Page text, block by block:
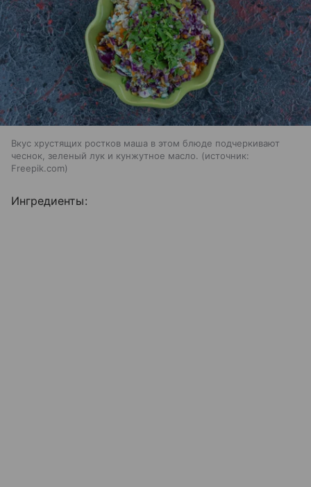
Вкус хрустящих ростков маша в этом блюде подчеркивают
чеснок, зеленый лук и кунжутное масло.
источник:
Freepik.com
Ингредиенты: